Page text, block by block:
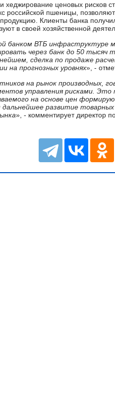
хеджирование ценовых рисков
российской пшеницы,
Клиенты банка
в своей хозяйственной
банком ВТБ
через банк до 50
сделка по продаже
на прогнозных уровнях», -
на рынок производных,
управления рисками.
на основе цен
развитие товарных
», - комментирует директор